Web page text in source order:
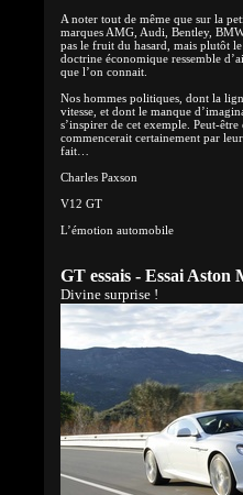
A noter tout de même que sur la
marques AMG, Audi, Bentley,
pas le fruit du hasard, mais plutôt
doctrine économique ressemble
que l’on connait.
Nos hommes politiques, dont la
vitesse, et dont le manque
s’inspirer de cet exemple. Peut-
commencerait certainement par
fait…
Charles Paxson
V12 GT
L’émotion automobile
GT essais - Essai
Divine surprise !